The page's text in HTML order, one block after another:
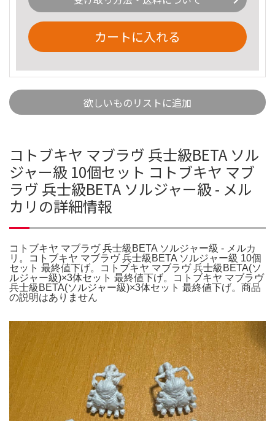
カートに入れる
欲しいものリストに追加
コトブキヤ マブラヴ 兵士級BETA ソル
ジャー級 10個セット コトブキヤ マブ
ラヴ 兵士級BETA ソルジャー級 - メル
カリの詳細情報
コトブキヤ マブラヴ 兵士級BETA ソルジャー級 - メルカ
リ。コトブキヤ マブラヴ 兵士級BETA ソルジャー級 10個
セット 最終値下げ。コトブキヤ マブラヴ 兵士級BETA(ソ
ルジャー級)×3体セット 最終値下げ。コトブキヤ マブラヴ
兵士級BETA(ソルジャー級)×3体セット 最終値下げ。商品
の説明はありません